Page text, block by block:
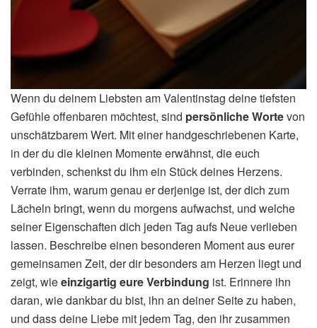
Wenn du deinem Liebsten am Valentinstag deine tiefsten
Gefühle offenbaren möchtest, sind persönliche Wortevon
unschätzbarem Wert. Mit einer handgeschriebenen Karte,
in der du die kleinen Momente erwähnst, die euch
verbinden, schenkst du ihm ein Stück deines Herzens.
Verrate ihm, warum genau er derjenige ist, der dich zum
Lächeln bringt, wenn du morgens aufwachst, und welche
seiner Eigenschaften dich jeden Tag aufs Neue verlieben
lassen. Beschreibe einen besonderen Moment aus eurer
gemeinsamen Zeit, der dir besonders am Herzen liegt und
zeigt, wieeinzigartig eure Verbindung ist. Erinnere ihn
daran, wie dankbar du bist, ihn an deiner Seite zu haben,
und dass deine Liebe mit jedem Tag, den ihr zusammen